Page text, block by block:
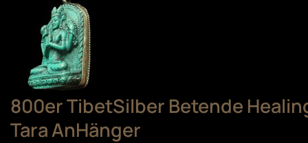
800er TibetSilber Betende
Tara AnHänger